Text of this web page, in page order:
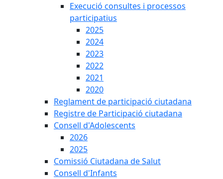
Execució consultes i processos
participatius
2025
2024
2023
2022
2021
2020
Reglament de participació ciutadana
Registre de Participació ciutadana
Consell d'Adolescents
2026
2025
Comissió Ciutadana de Salut
Consell d'Infants